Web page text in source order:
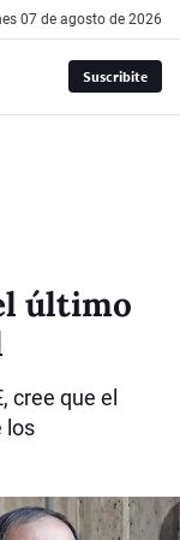
07 de agosto de 2026
Suscribite
último
cree que el
los